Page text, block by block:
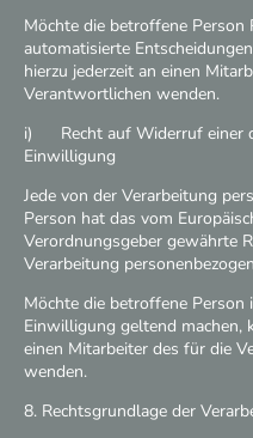
Möchte die betroffene Person
automatisierte
hierzu jederzeit an einen
Verantwortlichen wenden.
i) Recht auf Widerruf einer
Einwilligung
Jede von der Verarbeitung
Person hat das vom
Verordnungsgeber gewährte
Verarbeitung
Möchte die betroffene
Einwilligung geltend machen,
einen Mitarbeiter des für die
wenden.
8. Rechtsgrundlage der